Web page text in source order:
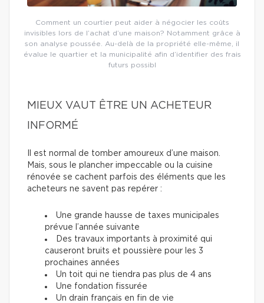
Comment un courtier peut aider à négocier les coûts
invisibles lors de l’achat d’une maison? Notamment grâce à
son analyse poussée. Au-delà de la propriété elle-même, il
évalue le quartier et la municipalité afin d’identifier des frais
futurs possibl
MIEUX VAUT ÊTRE UN ACHETEUR
INFORMÉ
Il est normal de tomber amoureux d’une maison.
Mais, sous le plancher impeccable ou la cuisine
rénovée se cachent parfois des éléments que les
acheteurs ne savent pas repérer :
Une grande hausse de taxes municipales
prévue l’année suivante
Des travaux importants à proximité qui
causeront bruits et poussière pour les 3
prochaines années
Un toit qui ne tiendra pas plus de 4 ans
Une fondation fissurée
Un drain français en fin de vie